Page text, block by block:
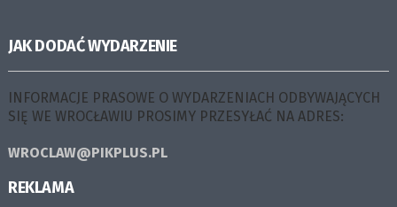
JAK DODAĆ WYDARZENIE
INFORMACJE PRASOWE O WYDARZENIACH ODBYWAJĄCYCH
SIĘ WE WROCŁAWIU PROSIMY PRZESYŁAĆ NA ADRES:
WROCLAW@PIKPLUS.PL
REKLAMA